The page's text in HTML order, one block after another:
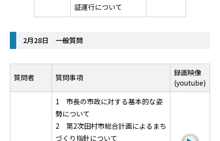
証運行について
2月28日 一般質問
質問者 質問事項
録画映像
(youtube)
1 市長の市政に対する基本的な姿
勢について
2 第2次田村市総合計画によるまち
づくり指針について